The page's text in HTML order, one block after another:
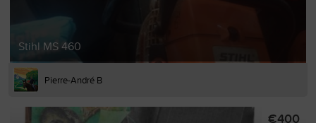
Stihl MS 460
Pierre-André B
€400